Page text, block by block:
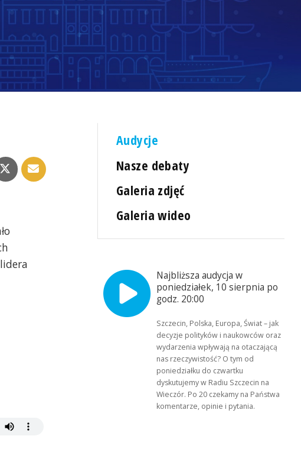
Audycje
Nasze debaty
Galeria zdjęć
Galeria wideo
Najbliższa audycja w
poniedziałek, 10 sierpnia po
godz. 20:00
Szczecin, Polska, Europa, Świat – jak
decyzje polityków i naukowców oraz
wydarzenia wpływają na otaczającą
nas rzeczywistość? O tym od
poniedziałku do czwartku
dyskutujemy w Radiu Szczecin na
Wieczór. Po 20 czekamy na Państwa
komentarze, opinie i pytania.